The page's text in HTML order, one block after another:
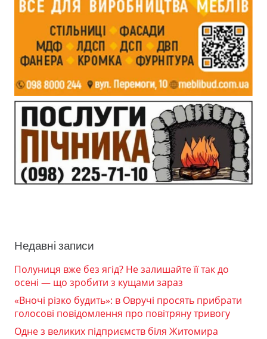
Недавні записи
Полуниця вже без ягід? Не залишайте її так до
осені — що зробити з кущами зараз
«Вночі різко будить»: в Овручі просять прибрати
голосові повідомлення про повітряну тривогу
Одне з великих підприємств біля Житомира